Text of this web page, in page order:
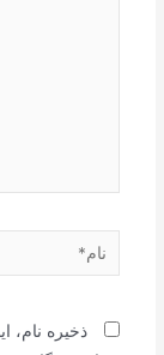
نام*
ذخیره نام،